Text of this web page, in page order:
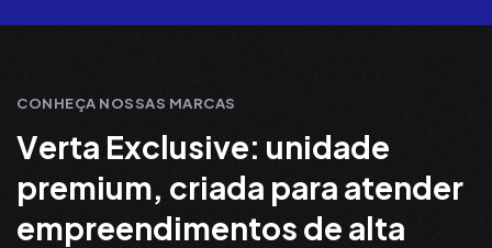
CONHEÇA NOSSAS MARCAS
Verta Exclusive: unidade
premium, criada para atender
empreendimentos de alta